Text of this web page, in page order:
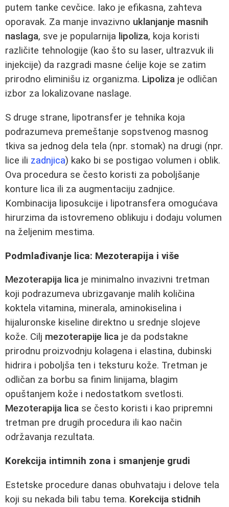
putem tanke cevčice. Iako je efikasna, zahteva
oporavak. Za manje invazivno uklanjanje masnih
naslaga, sve je popularnija lipoliza, koja koristi
različite tehnologije (kao što su laser, ultrazvuk ili
injekcije) da razgradi masne ćelije koje se zatim
prirodno eliminišu iz organizma. Lipoliza je odličan
izbor za lokalizovane naslage.
S druge strane, lipotransfer je tehnika koja
podrazumeva premeštanje sopstvenog masnog
tkiva sa jednog dela tela (npr. stomak) na drugi (npr.
lice ili zadnjica) kako bi se postigao volumen i oblik.
Ova procedura se često koristi za poboljšanje
konture lica ili za augmentaciju zadnjice.
Kombinacija liposukcije i lipotransfera omogućava
hirurzima da istovremeno oblikuju i dodaju volumen
na željenim mestima.
Podmlađivanje lica: Mezoterapija i više
Mezoterapija lica je minimalno invazivni tretman
koji podrazumeva ubrizgavanje malih količina
koktela vitamina, minerala, aminokiselina i
hijaluronske kiseline direktno u srednje slojeve
kože. Cilj mezoterapije lica je da podstakne
prirodnu proizvodnju kolagena i elastina, dubinski
hidrira i poboljša ten i teksturu kože. Tretman je
odličan za borbu sa finim linijama, blagim
opuštanjem kože i nedostatkom svetlosti.
Mezoterapija lica se često koristi i kao pripremni
tretman pre drugih procedura ili kao način
održavanja rezultata.
Korekcija intimnih zona i smanjenje grudi
Estetske procedure danas obuhvataju i delove tela
koji su nekada bili tabu tema. Korekcija stidnih